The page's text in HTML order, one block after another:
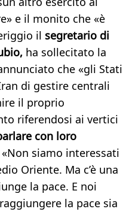
e il monito che «è
il segretario di
ha sollecitato la
che «gli Stati
di gestire centrali
il proprio
riferendosi ai vertici
con loro
siamo interessati
Oriente. Ma c’è una
la pace. E noi
la pace sia